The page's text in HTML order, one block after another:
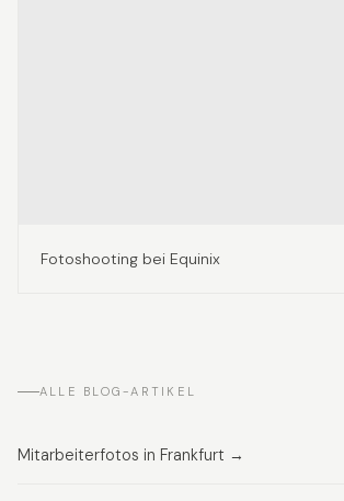
Fotoshooting bei Equinix
ALLE BLOG-ARTIKEL
Mitarbeiterfotos in Frankfurt →